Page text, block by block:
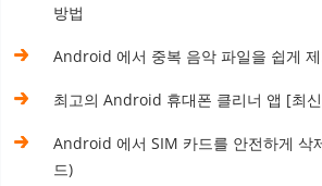
방법
Android 에서 중복 음악 파일을 쉽게
최고의 Android 휴대폰 클리너 앱 [최
Android 에서 SIM 카드를 안전하게 삭
드)